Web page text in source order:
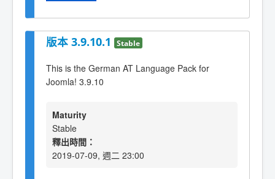
版本 3.9.10.1 Stable
This is the German AT Language Pack for
Joomla! 3.9.10
Maturity
Stable
釋出時間：
2019-07-09, 週二 23:00